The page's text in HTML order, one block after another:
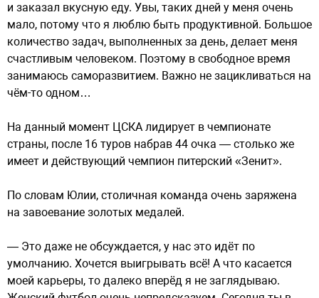
и заказал вкусную еду. Увы, таких дней у меня очень
мало, потому что я люблю быть продуктивной. Большое
количество задач, выполненных за день, делает меня
счастливым человеком. Поэтому в свободное время
занимаюсь саморазвитием. Важно не зацикливаться на
чём-то одном…
На данный момент ЦСКА лидирует в чемпионате
страны, после 16 туров набрав 44 очка — столько же
имеет и действующий чемпион питерский «Зенит».
По словам Юлии, столичная команда очень заряжена
на завоевание золотых медалей.
— Это даже не обсуждается, у нас это идёт по
умолчанию. Хочется выигрывать всё! А что касается
моей карьеры, то далеко вперёд я не заглядываю.